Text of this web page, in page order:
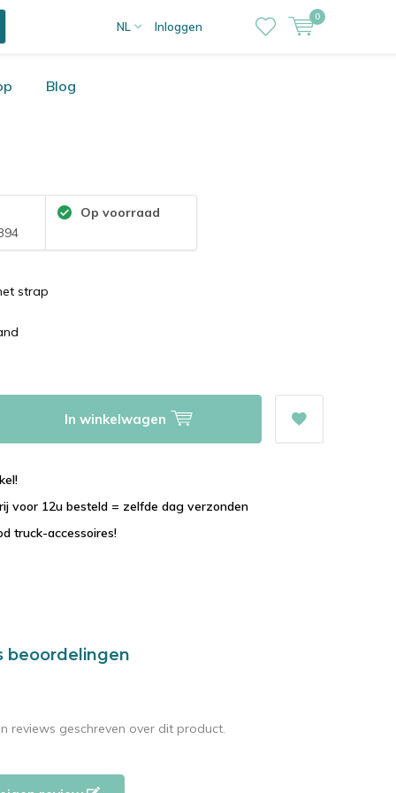
NL Inloggen
0
Blog
Op voorraad
strap
In winkelwagen
voor 12u besteld = zelfde dag verzonden
truck-accessoires!
beoordelingen
reviews geschreven over dit product.